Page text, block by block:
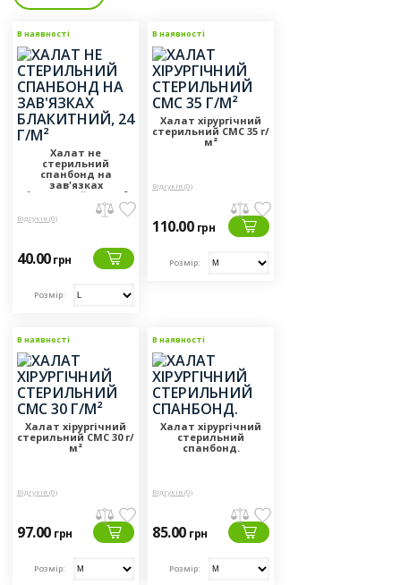
В наявності
Халат не
стерильний
спанбонд на
зав'язках
блакитний, 24 г/м²
Відгуків (0)
40.00грн
Розмір:
В наявності
Халат хірургічний
стерильний СМС 35 г/
м²
Відгуків (0)
110.00 грн
Розмір:
В наявності
Халат хірургічний
стерильний СМС 30 г/
м²
Відгуків (0)
97.00 грн
Розмір:
В наявності
Халат хірургічний
стерильний
спанбонд.
Відгуків (0)
85.00 грн
Розмір: